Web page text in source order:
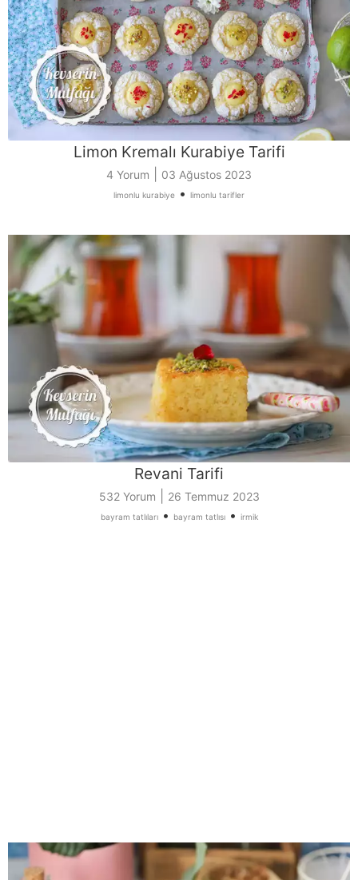
Limon Kremalı Kurabiye Tarifi
4 Yorum 03 Ağustos 2023
limonlu kurabiye • limonlu tarifler
Revani Tarifi
532 Yorum 26 Temmuz 2023
bayram tatlıları• bayram tatlısı• irmik